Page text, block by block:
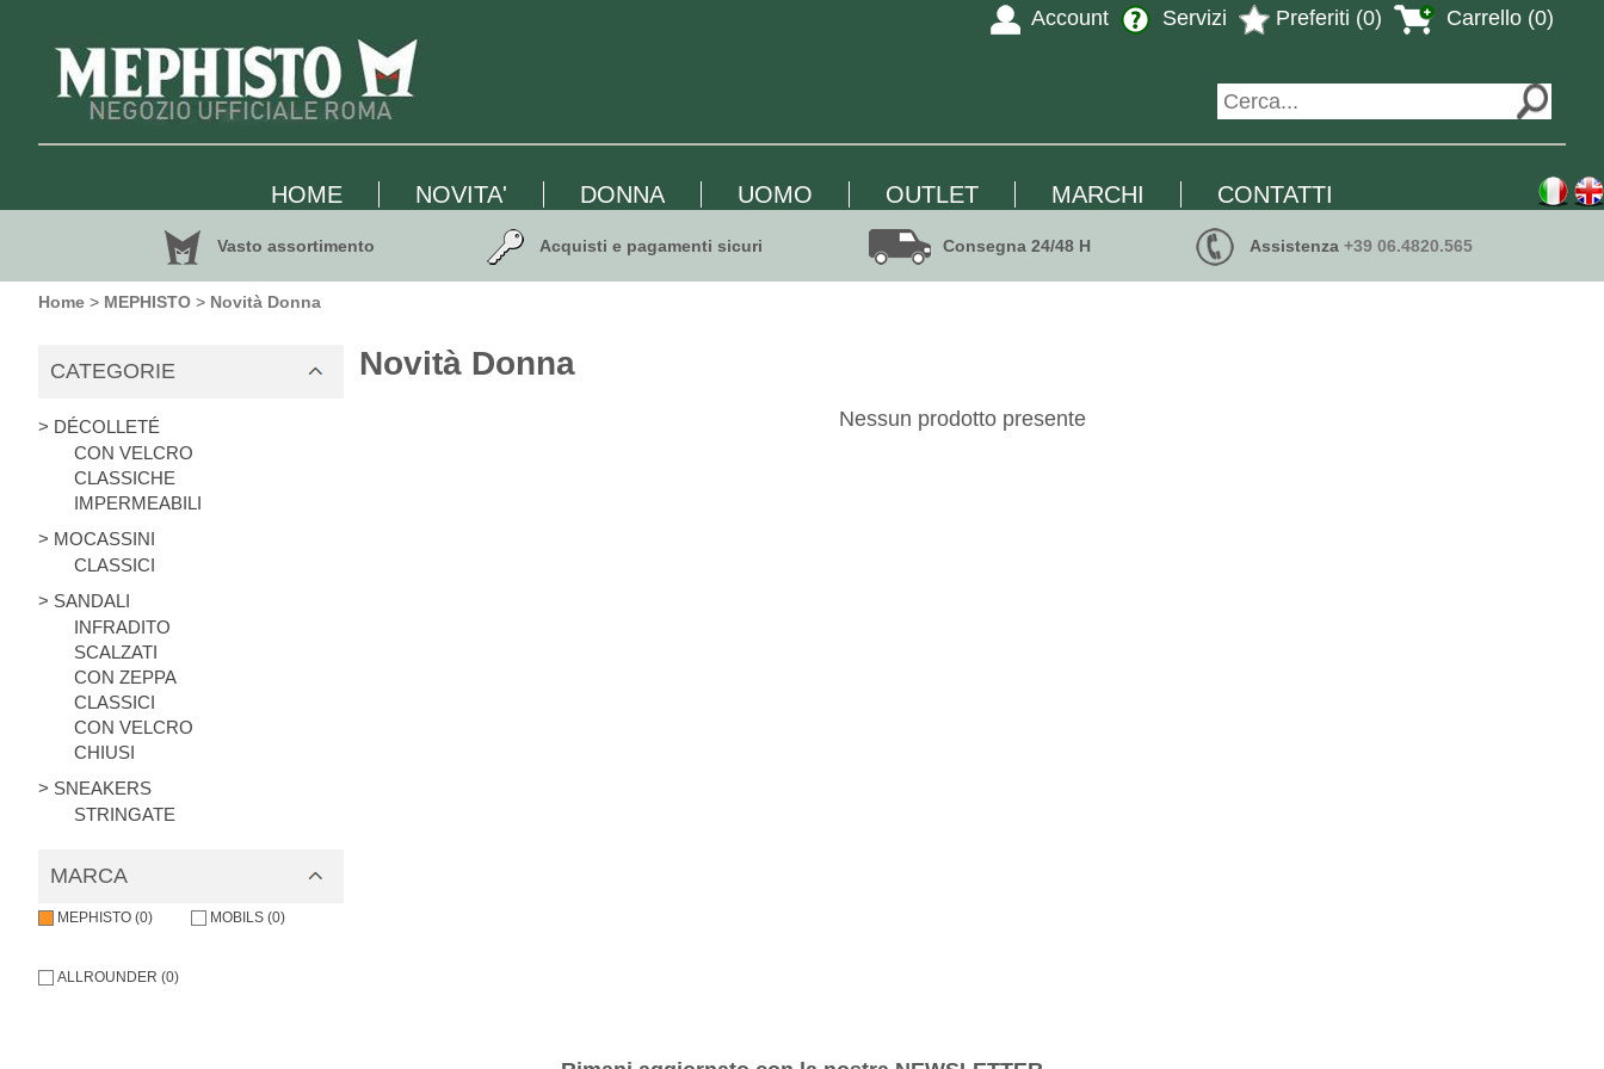
Carrello (0)
Preferiti (0)
Servizi
Account
HOME NOVITA' DONNA UOMO OUTLET MARCHI CONTATTI
Vasto assortimento Acquisti e pagamenti sicuri Consegna 24/48 H Assistenza+39 06.4820.565
Home > MEPHISTO > Novità Donna
CATEGORIE
> DÉCOLLETÉ
CON VELCRO
CLASSICHE
IMPERMEABILI
> MOCASSINI
CLASSICI
> SANDALI
INFRADITO
SCALZATI
CON ZEPPA
CLASSICI
CON VELCRO
CHIUSI
> SNEAKERS
STRINGATE
MARCA
MEPHISTO (0) MOBILS (0)
ALLROUNDER (0)
Novità Donna
Nessun prodotto presente